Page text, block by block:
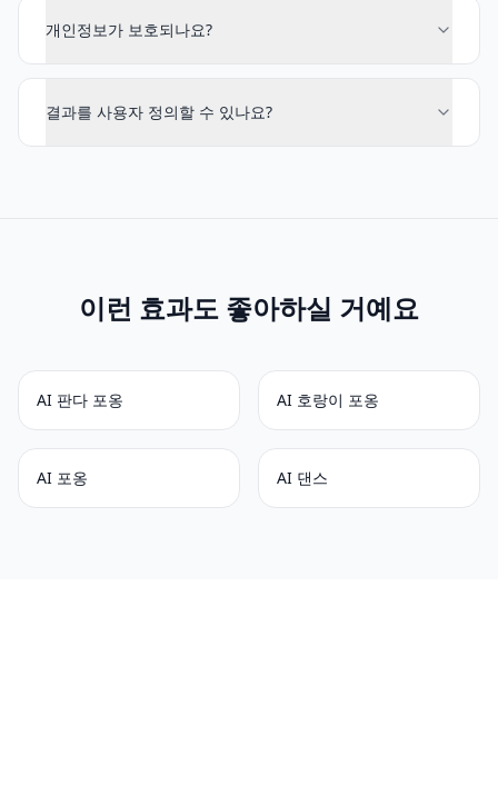
개인정보가 보호되나요?
결과를 사용자 정의할 수 있나요?
이런 효과도 좋아하실 거예요
AI 판다 포옹 AI 호랑이 포옹
AI 포옹 AI 댄스